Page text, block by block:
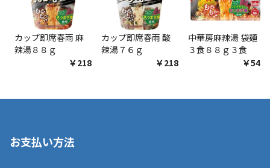
カップ即席春雨 麻
辣湯８８ｇ
￥218
カップ即席春雨 酸
辣湯７６ｇ
￥218
中華房麻辣湯 袋麺
３食８８ｇ３食
￥548
お支払い方法